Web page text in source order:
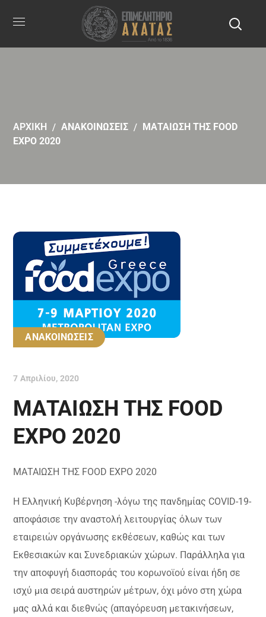
ΑΡΧΙΚΗ ΑΝΑΚΟΙΝΩΣΕΙΣ
ΜΑΤΑΙΩΣΗ ΤΗΣ FOOD
EXPO 2020
ΑΝΑΚΟΙΝΩΣΕΙΣ
7 Απριλίου, 2020
ΜΑΤΑΙΩΣΗ ΤΗΣ FOOD
EXPO 2020
ΜΑΤΑΙΩΣΗ ΤΗΣ FOOD EXPO 2020
Η Ελληνική Κυβέρνηση -λόγω της πανδημίας COVID-19-
αποφάσισε την αναστολή λειτουργίας όλων των
εταιρειών οργάνωσης εκθέσεων, καθώς και των
Εκθεσιακών και Συνεδριακών χώρων. Παράλληλα για
την αποφυγή διασποράς του κορωνοϊού είναι ήδη σε
ισχύ μια σειρά αυστηρών μέτρων, όχι μόνο στη χώρα
μας αλλά και διεθνώς (απαγόρευση μετακινήσεων,